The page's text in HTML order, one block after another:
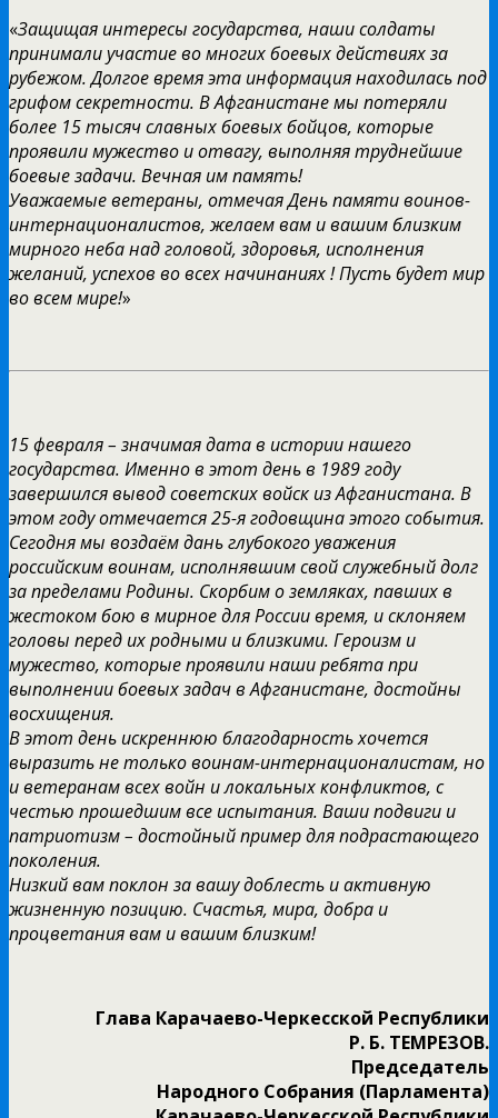
«Защищая интересы государства, наши солдаты
принимали участие во многих боевых действиях за
рубежом. Долгое время эта информация находилась под
грифом секретности. В Афганистане мы потеряли
более 15 тысяч славных боевых бойцов, которые
проявили мужество и отвагу, выполняя труднейшие
боевые задачи. Вечная им память!
Уважаемые ветераны, отмечая День памяти воинов-
интернационалистов, желаем вам и вашим близким
мирного неба над головой, здоровья, исполнения
желаний, успехов во всех начинаниях ! Пусть будет мир
во всем мире!»
15 февраля – значимая дата в истории нашего
государства. Именно в этот день в 1989 году
завершился вывод советских войск из Афганистана. В
этом году отмечается 25-я годовщина этого события.
Сегодня мы воздаём дань глубокого уважения
российским воинам, исполнявшим свой служебный долг
за пределами Родины. Скорбим о земляках, павших в
жестоком бою в мирное для России время, и склоняем
головы перед их родными и близкими. Героизм и
мужество, которые проявили наши ребята при
выполнении боевых задач в Афганистане, достойны
восхищения.
В этот день искреннюю благодарность хочется
выразить не только воинам-интернационалистам, но
и ветеранам всех войн и локальных конфликтов, с
честью прошедшим все испытания. Ваши подвиги и
патриотизм – достойный пример для подрастающего
поколения.
Низкий вам поклон за вашу доблесть и активную
жизненную позицию. Счастья, мира, добра и
процветания вам и вашим близким!
Глава Карачаево-Черкесской Республики
Р. Б. ТЕМРЕЗОВ.
Председатель
Народного Собрания (Парламента)